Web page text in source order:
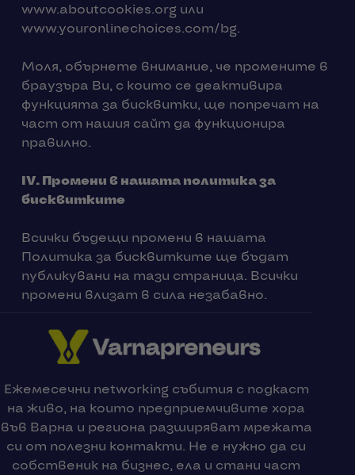
www.aboutcookies.org или
www.youronlinechoices.com/bg.
Моля, обърнете внимание, че промените в
браузъра Ви, с които се деактивира
функцията за бисквитки, ще попречат на
част от нашия сайт да функционира
правилно.
IV. Промени в нашата политика за
бисквитките
Всички бъдещи промени в нашата
Политика за бисквитките ще бъдат
публикувани на тази страница. Всички
промени влизат в сила незабавно.
Ежемесечни networking събития с подкаст
на живо, на които предприемчивите хора
във Варна и региона разширяват мрежата
си от полезни контакти. Не е нужно да си
собственик на бизнес, ела и стани част